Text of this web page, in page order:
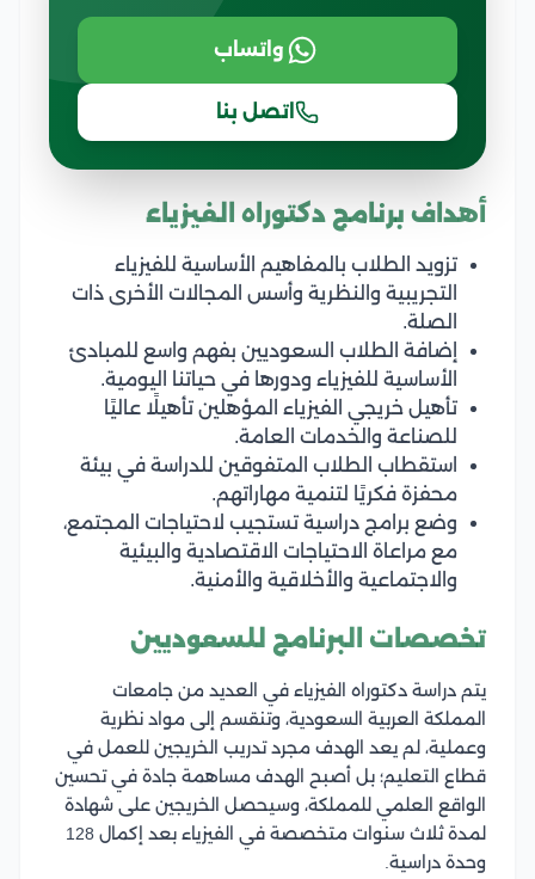
واتساب
اتصل بنا
أهداف برنامج دكتوراه الفيزياء
تزويد الطلاب بالمفاهيم الأساسية للفيزياء
التجريبية والنظرية وأسس المجالات الأخرى ذات
الصلة.
إضافة الطلاب السعوديين بفهم واسع للمبادئ
الأساسية للفيزياء ودورها في حياتنا اليومية.
تأهيل خريجي الفيزياء المؤهلين تأهيلًا عاليًا
للصناعة والخدمات العامة.
استقطاب الطلاب المتفوقين للدراسة في بيئة
محفزة فكريًا لتنمية مهاراتهم.
وضع برامج دراسية تستجيب لاحتياجات المجتمع،
مع مراعاة الاحتياجات الاقتصادية والبيئية
والاجتماعية والأخلاقية والأمنية.
تخصصات البرنامج للسعوديين
يتم دراسة دكتوراه الفيزياء في العديد من جامعات
المملكة العربية السعودية، وتنقسم إلى مواد نظرية
وعملية، لم يعد الهدف مجرد تدريب الخريجين للعمل في
قطاع التعليم؛ بل أصبح الهدف مساهمة جادة في تحسين
الواقع العلمي للمملكة، وسيحصل الخريجين على شهادة
لمدة ثلاث سنوات متخصصة في الفيزياء بعد إكمال 128
وحدة دراسية.